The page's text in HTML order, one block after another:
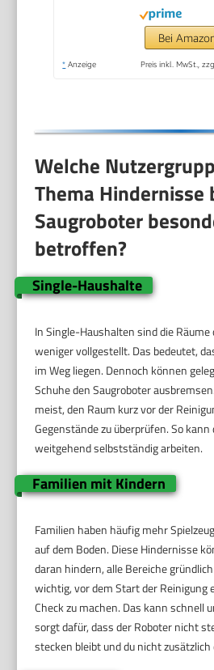
Bei
* Anzeige Preis inkl. MwSt.,
Welche
Thema Hindernisse
Saugroboter
betroffen?
Single-Haushalte
In Single-Haushalten sind die
weniger vollgestellt. Das bedeutet,
im Weg liegen. Dennoch können
Schuhe den Saugroboter
meist, den Raum kurz vor der
Gegenstände zu überprüfen. So kann
weitgehend selbstständig arbeiten.
Familien mit Kindern
Familien haben häufig mehr
auf dem Boden. Diese Hindernisse
daran hindern, alle Bereiche
wichtig, vor dem Start der Reinigung
Check zu machen. Das kann schnell
sorgt dafür, dass der Roboter nicht
stecken bleibt und du nicht